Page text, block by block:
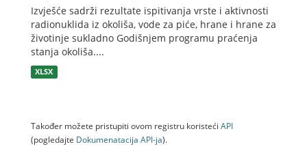
Izvješće sadrži rezultate ispitivanja vrste i aktivnosti
radionuklida iz okoliša, vode za piće, hrane i hrane za
životinje sukladno Godišnjem programu praćenja
stanja okoliša....
XLSX
Također možete pristupiti ovom registru koristeći API
(pogledajte Dokumenаtаcijа API-jа).